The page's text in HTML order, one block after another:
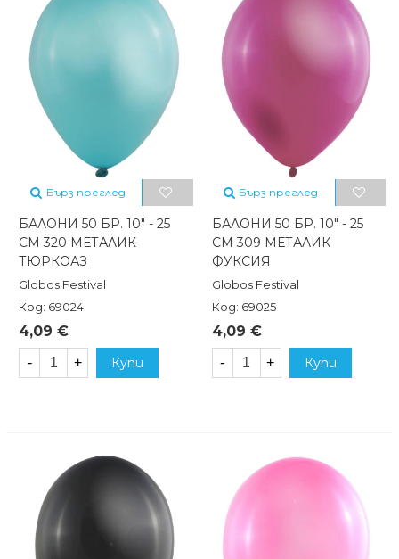
Бърз преглед
БАЛОНИ 50 БР. 10" - 25
СМ 320 МЕТАЛИК
ТЮРКОАЗ
Globos Festival
Код: 69024
4,09 €
- + Купи
Бърз преглед
БАЛОНИ 50 БР. 10" - 25
СМ 309 МЕТАЛИК
ФУКСИЯ
Globos Festival
Код: 69025
4,09 €
- + Купи